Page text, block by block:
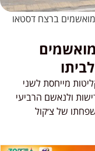
ברצח דסטאו
מייחסת לשני
ולנאשם הרביעי
של צ׳קול